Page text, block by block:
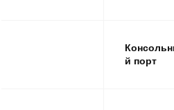
й порт